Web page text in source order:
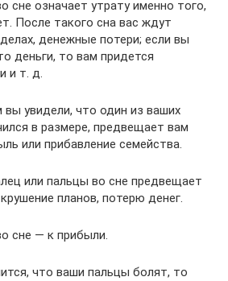
сне означает утрату именно того,
После такого сна вас ждут
денежные потери; если вы
деньги, то вам придется
и т. д.
увидели, что один из ваших
в размере, предвещает вам
или прибавление семейства.
или пальцы во сне предвещает
планов, потерю денег.
сне — к прибыли.
что ваши пальцы болят, то